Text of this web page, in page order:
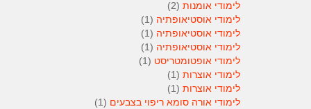
לימודי אומנות (2)
לימודי אוסטיאופתיה (1)
לימודי אוסטיאופתיה (1)
לימודי אוסטיאופתיה (1)
לימודי אופטומטריסט (1)
לימודי אוצרות (1)
לימודי אוצרות (1)
לימודי אורה סומא ריפוי בצבעים (1)